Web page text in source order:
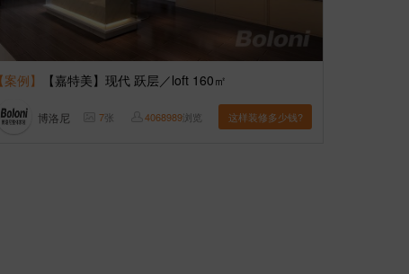
【案例】 【嘉特美】现代 跃层／loft 160㎡
博洛尼 7张 4068989浏览 这样装修多少钱?